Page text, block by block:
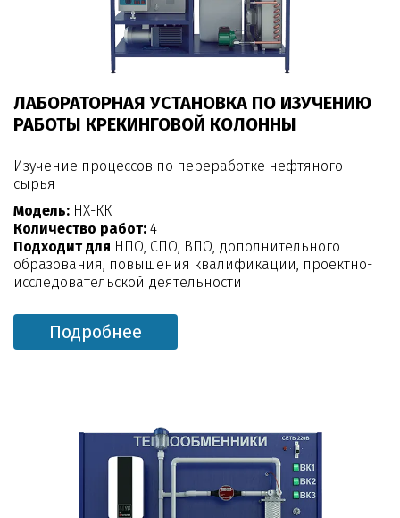
ЛАБОРАТОРНАЯ УСТАНОВКА ПО ИЗУЧЕНИЮ
РАБОТЫ КРЕКИНГОВОЙ КОЛОННЫ
Изучение процессов по переработке нефтяного
сырья
Модель: НХ-КК
Количество работ: 4
Подходит для НПО, СПО, ВПО, дополнительного
образования, повышения квалификации, проектно-
исследовательской деятельности
Подробнее